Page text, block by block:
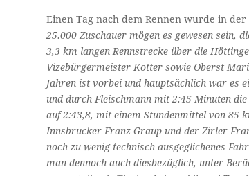
Einen Tag nach dem Rennen wurde in
25.000 Zuschauer mögen es gewesen sein,
3,3 km langen Rennstrecke über die
Vizebürgermeister Kotter sowie Oberst
Jahren ist vorbei und hauptsächlich war es
und durch Fleischmann mit 2:45 Minuten
auf 2:43,8, mit einem Stundenmittel von 85
Innsbrucker Franz Graup und der Zirler
noch zu wenig technisch ausgeglichenes
man dennoch auch diesbezüglich, unter